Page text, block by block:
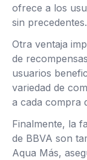
ofrece a los
sin precedentes.
Otra ventaja
de
usuarios
variedad de
a cada compra
Finalmente, la
de BBVA son
Aqua Más,